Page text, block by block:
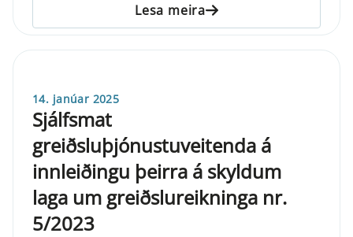
Lesa meira
14. janúar 2025
Sjálfsmat
greiðsluþjónustuveitenda á
innleiðingu þeirra á skyldum
laga um greiðslureikninga nr.
5/2023